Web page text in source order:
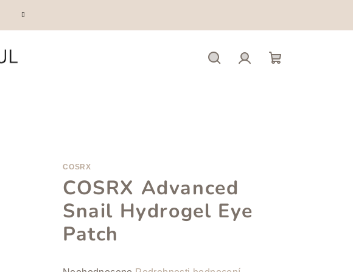
COSRX
COSRX Advanced
Snail Hydrogel Eye
Patch